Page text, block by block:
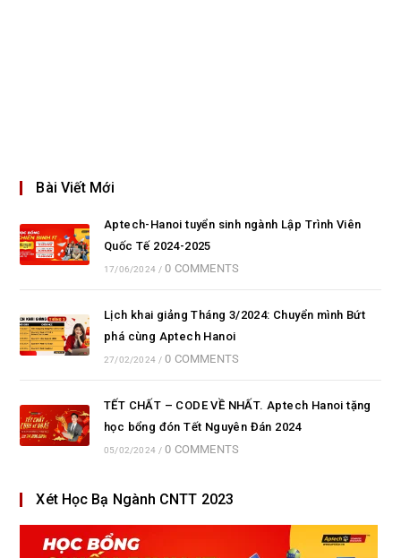
Bài Viết Mới
Aptech-Hanoi tuyển sinh ngành Lập Trình Viên
Quốc Tế 2024-2025
17/06/2024 / 0 COMMENTS
Lịch khai giảng Tháng 3/2024: Chuyển mình Bứt
phá cùng Aptech Hanoi
27/02/2024 / 0 COMMENTS
TẾT CHẤT – CODE VỀ NHẤT. Aptech Hanoi tặng
học bổng đón Tết Nguyên Đán 2024
05/02/2024 / 0 COMMENTS
Xét Học Bạ Ngành CNTT 2023